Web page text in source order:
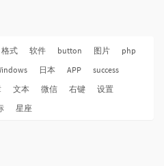
格式 软件 button 图片
php
日本 APP
success
文本 微信 右键
设置
星座